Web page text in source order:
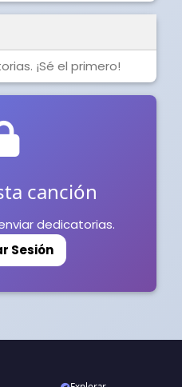
¡Sé el primero!
canción
dedicatorias.
Sesión